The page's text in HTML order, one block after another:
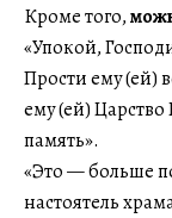
Кроме того,
«Упокой,
Прости ему (ей)
ему (ей)
память».
«Это — больше
настоятель